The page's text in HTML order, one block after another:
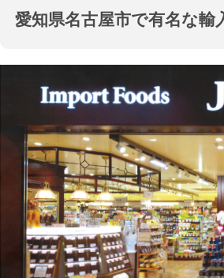
愛知県名古屋市で有名な輸